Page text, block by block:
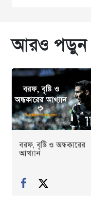
আরও পড়ুন
বরফ, বৃষ্টি ও অন্ধকারের
আখ্যান